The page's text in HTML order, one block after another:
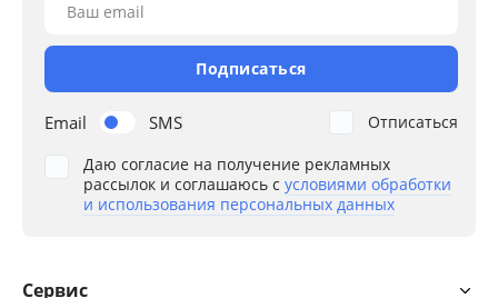
Email SMS
Ваш email
Подписаться
Даю согласие на получение рекламных
рассылок и соглашаюсь с условиями обработки
и использования персональных данных
Отписаться
Сервис